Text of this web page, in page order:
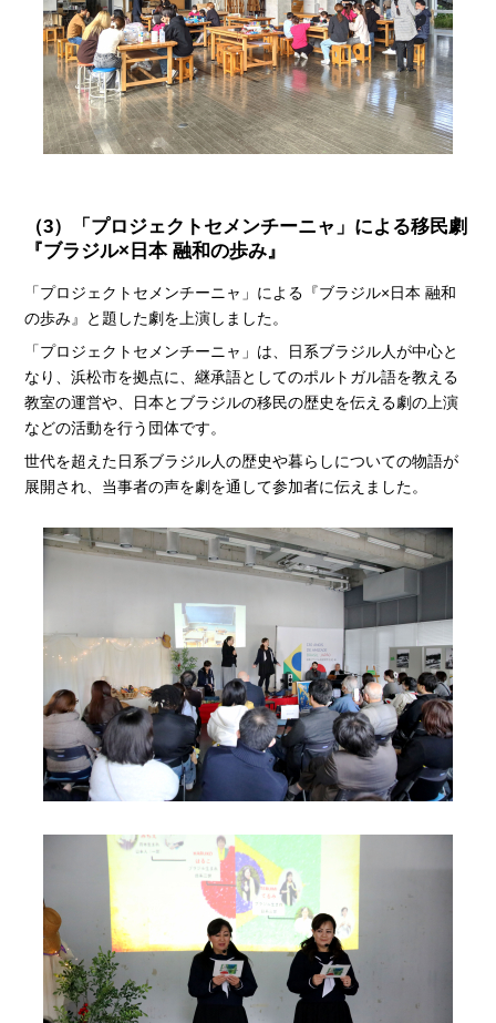
（3）「プロジェクトセメンチーニャ」による移民劇
『ブラジル×日本 融和の歩み』
「プロジェクトセメンチーニャ」による『ブラジル×日本 融和
の歩み』と題した劇を上演しました。
「プロジェクトセメンチーニャ」は、日系ブラジル人が中心と
なり、浜松市を拠点に、継承語としてのポルトガル語を教える
教室の運営や、日本とブラジルの移民の歴史を伝える劇の上演
などの活動を行う団体です。
世代を超えた日系ブラジル人の歴史や暮らしについての物語が
展開され、当事者の声を劇を通して参加者に伝えました。